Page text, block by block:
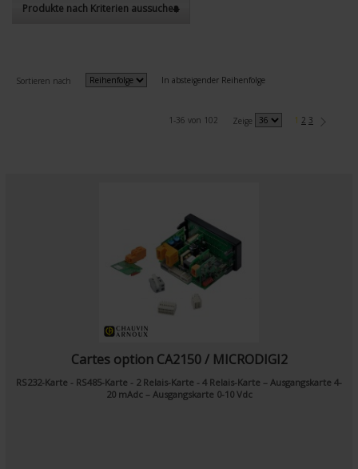
Produkte nach Kriterien aussuchen
Sortieren nach In absteigender Reihenfolge
1-36 von 102 Zeige 1 2 3
Cartes option CA2150 / MICRODIGI2
RS232-Karte - RS485-Karte - 2 Relais-Karte - 4 Relais-Karte – Ausgangskarte 4-
20 mAdc – Ausgangskarte 0-10 Vdc